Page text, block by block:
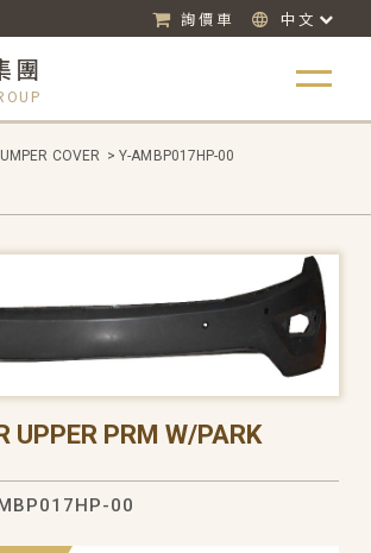
詢價車 中文
團
COVER > Y-AMBP017HP-00
UPPER PRM W/PARK
00